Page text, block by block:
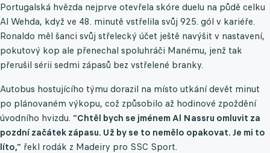
Portugalská hvězda nejprve otevřela skóre duelu na půdě celku
Al Wehda, když ve 48. minutě vstřelila svůj 925. gól v kariéře.
Ronaldo měl šanci svůj střelecký účet ještě navýšit v nastavení,
pokutový kop ale přenechal spoluhráči Manému, jenž tak
přerušil sérii sedmi zápasů bez vstřelené branky.
Autobus hostujícího týmu dorazil na místo utkání devět minut
po plánovaném výkopu, což způsobilo až hodinové zpoždění
úvodního hvizdu. "Chtěl bych se jménem Al Nassru omluvit za
pozdní začátek zápasu. Už by se to nemělo opakovat. Je mi to
líto," řekl rodák z Madeiry pro SSC Sport.